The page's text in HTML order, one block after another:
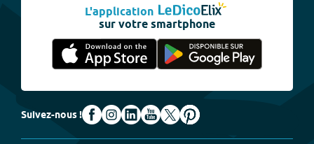
L'application
sur votre smartphone
Suivez-nous !